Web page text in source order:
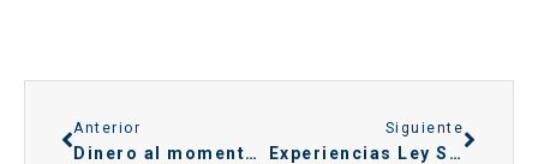
Anterior
Dinero al momento: ¿cómo conseguirlo?
Siguiente
Experiencias Ley Segunda Oportunidad